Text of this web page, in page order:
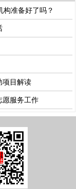
构准备好了吗？
项目解读
愿服务工作